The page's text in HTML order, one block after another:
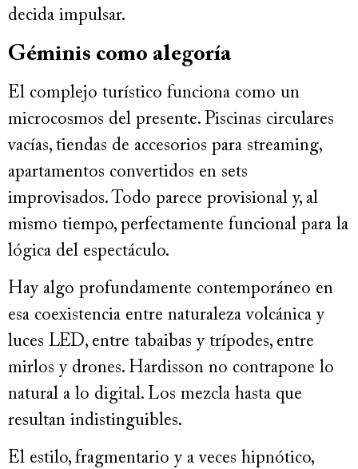
decida impulsar.
Géminis como alegoría
El complejo turístico funciona como un
microcosmos del presente. Piscinas circulares
vacías, tiendas de accesorios para streaming,
apartamentos convertidos en sets
improvisados. Todo parece provisional y, al
mismo tiempo, perfectamente funcional para la
lógica del espectáculo.
Hay algo profundamente contemporáneo en
esa coexistencia entre naturaleza volcánica y
luces LED, entre tabaibas y trípodes, entre
mirlos y drones. Hardisson no contrapone lo
natural a lo digital. Los mezcla hasta que
resultan indistinguibles.
El estilo, fragmentario y a veces hipnótico,